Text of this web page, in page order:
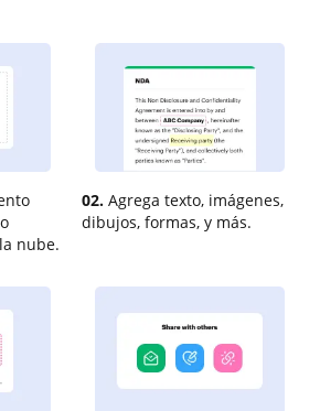
nube.
02. Agrega texto, imágenes,
dibujos, formas, y más.